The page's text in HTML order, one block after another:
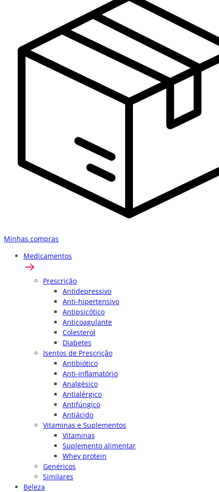
Minhas compras
Medicamentos
Prescrição
Antidepressivo
Anti-hipertensivo
Antipsicótico
Anticoagulante
Colesterol
Diabetes
Isentos de Prescrição
Antibiótico
Anti-inflamatório
Analgésico
Antialérgico
Antifúngico
Antiácido
Vitaminas e Suplementos
Vitaminas
Suplemento alimentar
Whey protein
Genéricos
Similares
Beleza